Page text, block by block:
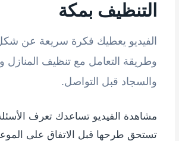
التنظيف بمكة
الفيديو يعطيك فكرة سريعة عن
وطريقة التعامل مع تنظيف المنازل
والسجاد قبل التواصل.
مشاهدة الفيديو تساعدك تعرف
تستحق طرحها قبل الاتفاق على